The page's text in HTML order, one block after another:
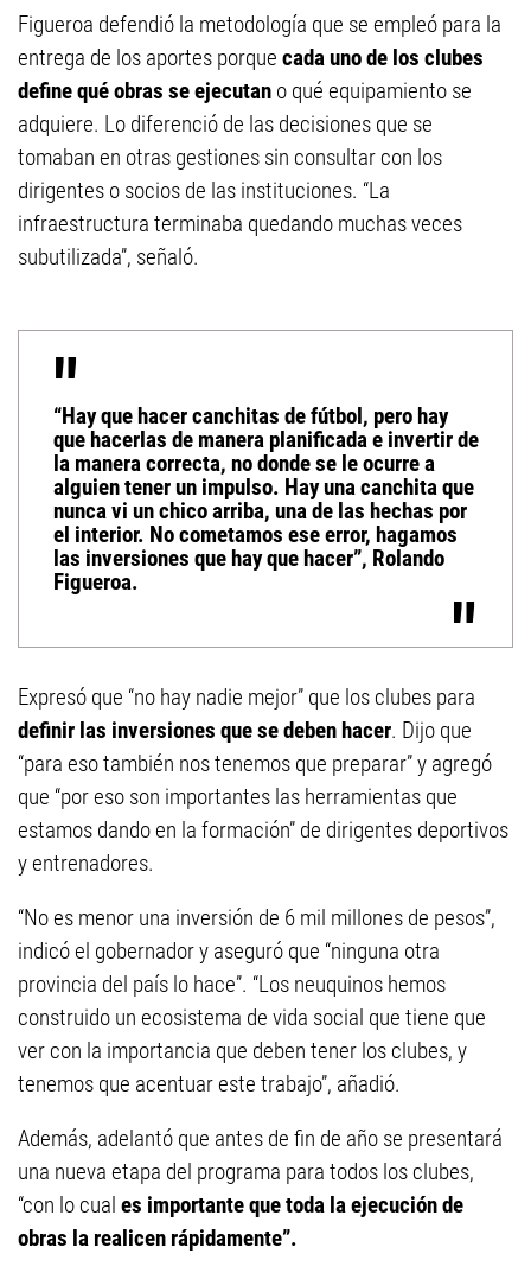
Figueroa defendió la metodología que se empleó para la
entrega de los aportes porque cada uno de los clubes
define qué obras se ejecutan o qué equipamiento se
adquiere. Lo diferenció de las decisiones que se
tomaban en otras gestiones sin consultar con los
dirigentes o socios de las instituciones. “La
infraestructura terminaba quedando muchas veces
subutilizada”, señaló.
“Hay que hacer canchitas de fútbol, pero hay
que hacerlas de manera planificada e invertir de
la manera correcta, no donde se le ocurre a
alguien tener un impulso. Hay una canchita que
nunca vi un chico arriba, una de las hechas por
el interior. No cometamos ese error, hagamos
las inversiones que hay que hacer”, Rolando
Figueroa.
Expresó que “no hay nadie mejor” que los clubes para
definir las inversiones que se deben hacer. Dijo que
“para eso también nos tenemos que preparar” y agregó
que “por eso son importantes las herramientas que
estamos dando en la formación” de dirigentes deportivos
y entrenadores.
“No es menor una inversión de 6 mil millones de pesos”,
indicó el gobernador y aseguró que “ninguna otra
provincia del país lo hace”. “Los neuquinos hemos
construido un ecosistema de vida social que tiene que
ver con la importancia que deben tener los clubes, y
tenemos que acentuar este trabajo”, añadió.
Además, adelantó que antes de fin de año se presentará
una nueva etapa del programa para todos los clubes,
“con lo cual es importante que toda la ejecución de
obras la realicen rápidamente”.